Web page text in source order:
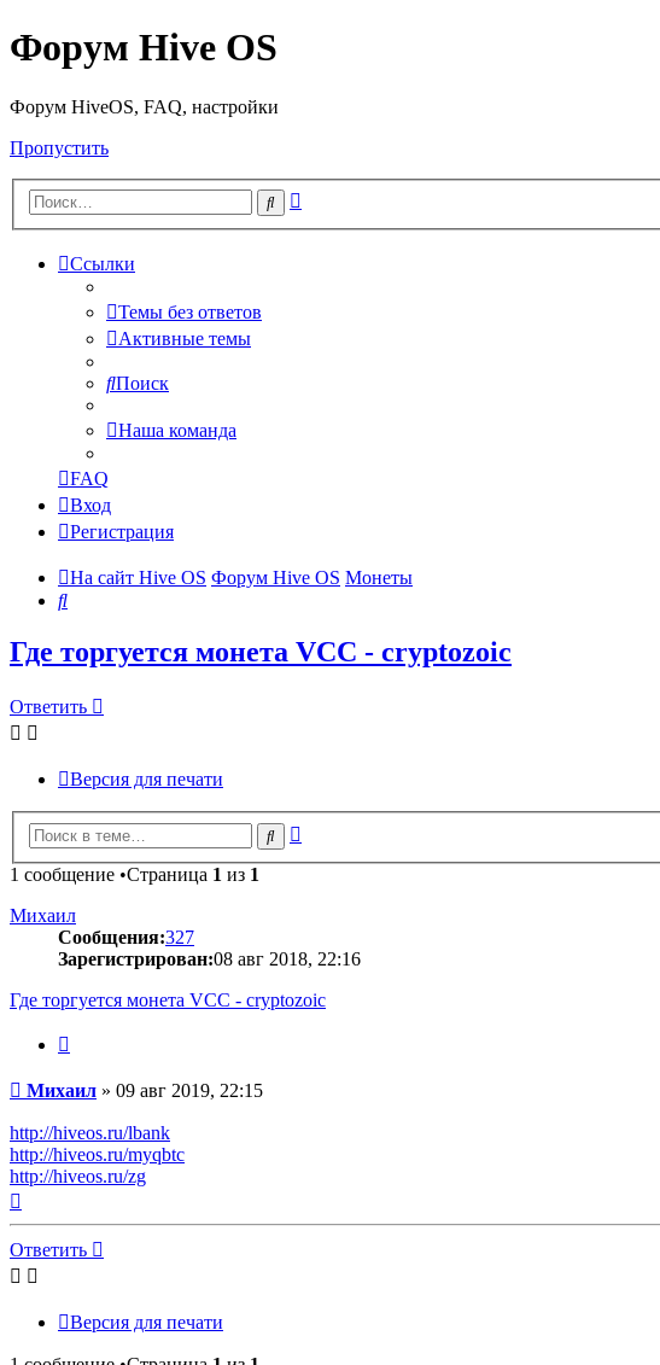
Форум Hive OS
Форум HiveOS, FAQ, настройки
Пропустить
Поиск
Ссылки
Темы без ответов
Активные темы
Поиск
Наша команда
FAQ
Вход
Регистрация
На сайт Hive OS Форум Hive OS Монеты
Поиск
Где торгуется монета VCC - cryptozoic
Ответить
Версия для печати
Поиск
1 сообщение •Страница 1 из 1
Михаил
Сообщения:327
Зарегистрирован:08 авг 2018, 22:16
Где торгуется монета VCC - cryptozoic
Сообщение
Михаил » 09 авг 2019, 22:15
http://hiveos.ru/lbank
http://hiveos.ru/myqbtc
http://hiveos.ru/zg
началу
Ответить
Версия для печати